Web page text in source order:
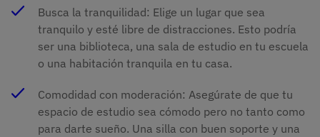
Busca la tranquilidad: Elige un lugar que sea
tranquilo y esté libre de distracciones. Esto podría
ser una biblioteca, una sala de estudio en tu escuela
o una habitación tranquila en tu casa.
Comodidad con moderación: Asegúrate de que tu
espacio de estudio sea cómodo pero no tanto como
para darte sueño. Una silla con buen soporte y una